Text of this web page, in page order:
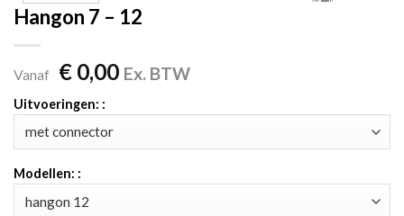
Hangon 7 – 12
Vanaf €0,00 Ex. BTW
Uitvoeringen: :
Modellen: :